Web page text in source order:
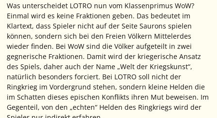
Was unterscheidet LOTRO nun vom Klassenprimus WoW?
Einmal wird es keine Fraktionen geben. Das bedeutet im
Klartext, dass Spieler nicht auf der Seite Saurons spielen
können, sondern sich bei den Freien Völkern Mittelerdes
wieder finden. Bei WoW sind die Völker aufgeteilt in zwei
gegnerische Fraktionen. Damit wird der kriegerische Ansatz
des Spiels, daher auch der Name „Welt der Kriegskunst“,
natürlich besonders forciert. Bei LOTRO soll nicht der
Ringkrieg im Vordergrund stehen, sondern kleine Helden die
im Schatten dieses epischen Konflikts ihren Mut beweisen. Im
Gegenteil, von den „echten“ Helden des Ringkriegs wird der